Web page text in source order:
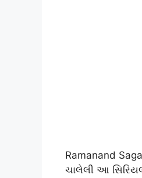
Ramanand
ચાલેલી આ